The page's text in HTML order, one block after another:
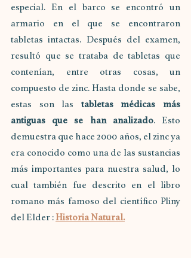
especial. En el barco se encontró un
armario en el que se encontraron
tabletas intactas. Después del examen,
resultó que se trataba de tabletas que
contenían, entre otras cosas, un
compuesto de zinc. Hasta donde se sabe,
estas son las tabletas médicas más
antiguas que se han analizado. Esto
demuestra que hace 2000 años, el zinc ya
era conocido como una de las sustancias
más importantes para nuestra salud, lo
cual también fue descrito en el libro
romano más famoso del científico Pliny
del Elder : Historia Natural.